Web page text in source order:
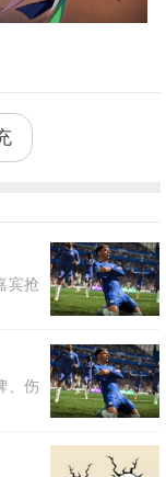
宾抢
、伤